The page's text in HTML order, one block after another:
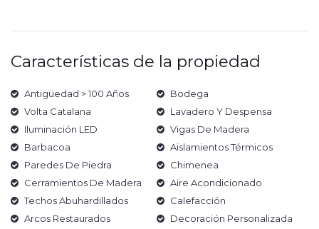
Características de la propiedad
Antigüedad > 100 Años
Bodega
Volta Catalana
Lavadero Y Despensa
Iluminación LED
Vigas De Madera
Barbacoa
Aislamientos Térmicos
Paredes De Piedra
Chimenea
Cerramientos De Madera
Aire Acondicionado
Techos Abuhardillados
Calefacción
Arcos Restaurados
Decoración Personalizada